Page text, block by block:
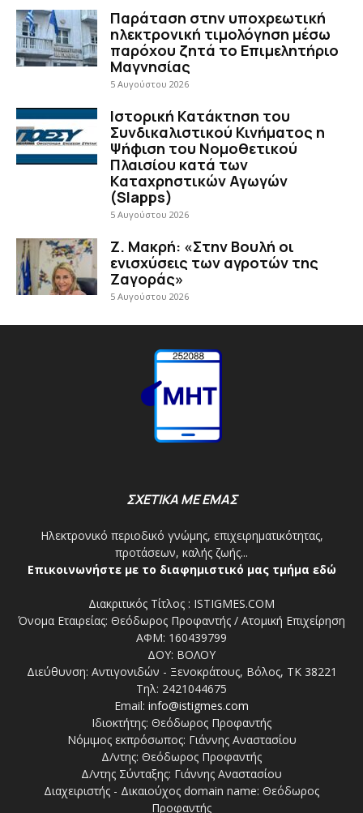
Παράταση στην υποχρεωτική
ηλεκτρονική τιμολόγηση μέσω
παρόχου ζητά το Επιμελητήριο
Μαγνησίας
5 Αυγούστου 2026
Ιστορική Κατάκτηση του
Συνδικαλιστικού Κινήματος η
Ψήφιση του Νομοθετικού
Πλαισίου κατά των
Καταχρηστικών Αγωγών
(Slapps)
5 Αυγούστου 2026
Ζ. Μακρή: «Στην Βουλή οι
ενισχύσεις των αγροτών της
Ζαγοράς»
5 Αυγούστου 2026
ΣΧΕΤΙΚΑ ΜΕ ΕΜΑΣ
Ηλεκτρονικό περιοδικό γνώμης, επιχειρηματικότητας,
προτάσεων, καλής ζωής...
Επικοινωνήστε με το διαφημιστικό μας τμήμα εδώ
Διακριτικός Τίτλος : ISTIGMES.COM
Όνομα Εταιρείας: Θεόδωρος Προφαντής / Ατομική Επιχείρηση
ΑΦΜ: 160439799
ΔΟΥ: ΒΟΛΟΥ
Διεύθυνση: Αντιγονιδών - Ξενοκράτους, Βόλος, ΤΚ 38221
Τηλ: 2421044675
Email: info@istigmes.com
Ιδιοκτήτης: Θεόδωρος Προφαντής
Νόμιμος εκπρόσωπος: Γιάννης Αναστασίου
Δ/ντης: Θεόδωρος Προφαντής
Δ/ντης Σύνταξης: Γιάννης Αναστασίου
Διαχειριστής - Δικαιούχος domain name: Θεόδωρος
Προφαντής